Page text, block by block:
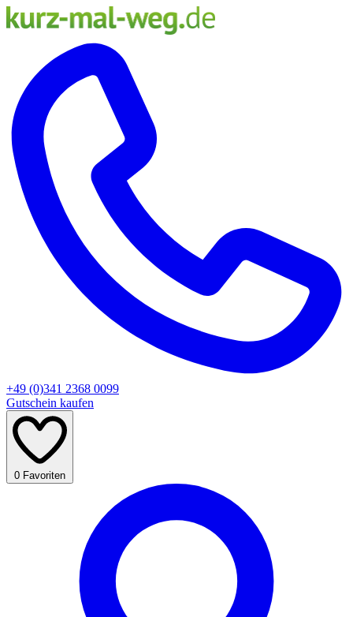
+49 (0)341 2368 0099
Gutschein kaufen
0 Favoriten